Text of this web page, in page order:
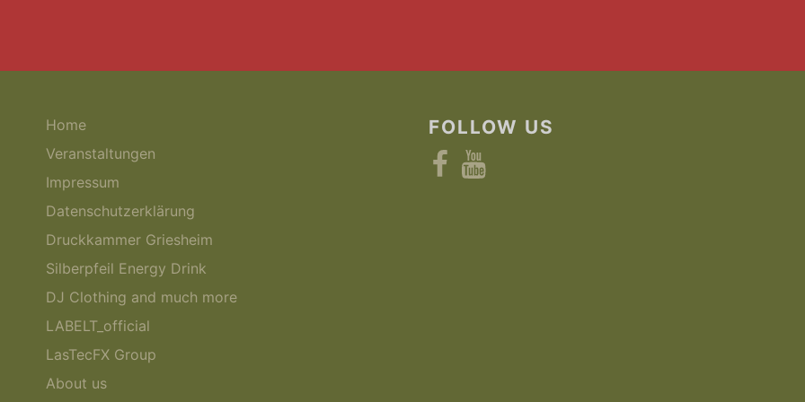
Home
Veranstaltungen
Impressum
Datenschutzerklärung
Druckkammer Griesheim
Silberpfeil Energy Drink
DJ Clothing and much more
LABELT_official
LasTecFX Group
About us
FOLLOW US
FacebookYouTube